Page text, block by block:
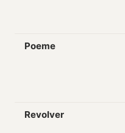
Poeme
Revolver